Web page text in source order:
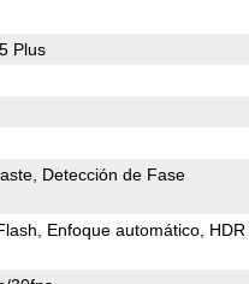
Plus
Detección de Fase
Enfoque automático